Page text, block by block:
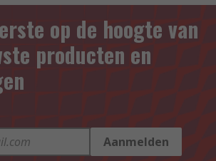
op de hoogte van
producten en
Aanmelden